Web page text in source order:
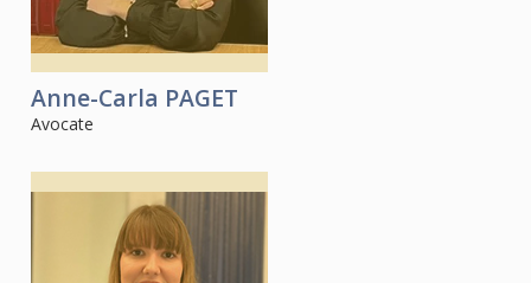
Anne-Carla PAGET
Avocate